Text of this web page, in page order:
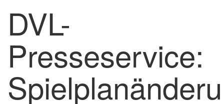
DVL-
Presseservice: